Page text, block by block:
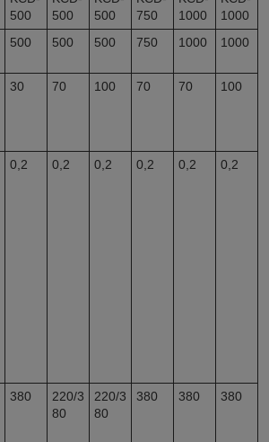
500
500
500
750
1000
1000
500 500 500 750 1000 1000
30 70 100 70 70 100
0,2 0,2 0,2 0,2 0,2 0,2
380
220/3
80
220/3
80
380 380 380